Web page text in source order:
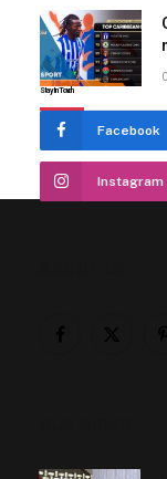
Stay In Touch
Facebook
Instagram